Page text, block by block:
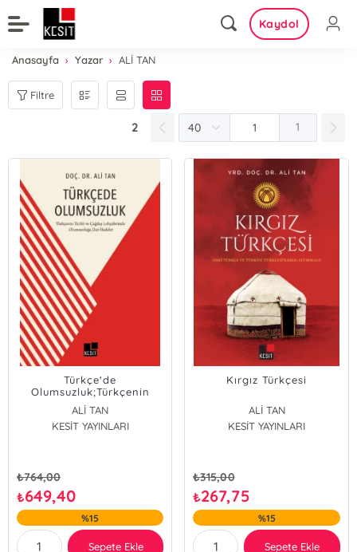
Kaydol
Anasayfa Yazar ALİ TAN
Filtre
2 1
Türkçe'de
Olumsuzluk;Türkçenin
Tarihi ve Çağdaş
Lehçelerinde Olumsuzluğa
Dair İfadeler
ALİ TAN
KESİT YAYINLARI
₺764,00
₺649,40
%15
Sepete Ekle
Kırgız Türkçesi
ALİ TAN
KESİT YAYINLARI
₺315,00
₺267,75
%15
Sepete Ekle